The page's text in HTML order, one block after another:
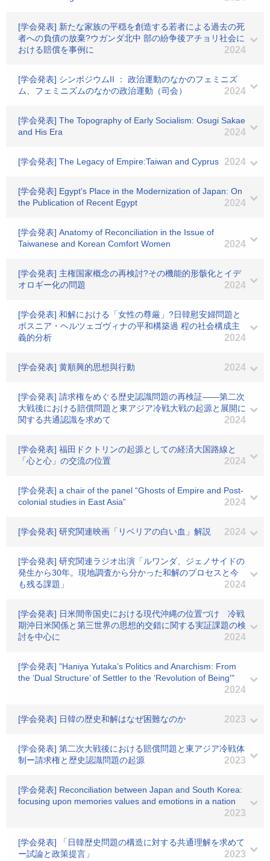
[学会発表] 新たな家族の平穏を創造する若者による過去の死
者への負債の放棄?ウガンダ北中 部の紛争後アチョリ社会に
おける賠償を事例に
2024
[学会発表] シンポジウムII ： 政治運動のなかのフェミニズ
ム、フェミニズムのなかの政治運動（司会）
2024
[学会発表] The Topography of Early Socialism: Osugi Sakae
and His Era
2024
[学会発表] The Legacy of Empire:Taiwan and Cyprus 2024
[学会発表] Egypt's Place in the Modernization of Japan: On
the Publication of Recent Egypt
2024
[学会発表] Anatomy of Reconciliation in the Issue of
Taiwanese and Korean Comfort Women
2024
[学会発表] 主権国家概念の再検討?その機能的形骸化とイデ
オロギー化の問題
2024
[学会発表] 和解における「女性の尊厳」?日韓慰安婦問題と
ボスニア・ヘルツェゴヴィナの平和構築過 程の社会構成主
義的分析
2024
[学会発表] 黄順興的思想與行動 2024
[学会発表] 請求権をめぐる歴史認識問題の再検証――第二次
大戦後における賠償問題と東アジア冷戦大戦の起源と展開に
関する共通認識を求めて
2024
[学会発表] 福田ドクトリンの起源としての経済大国路線と
「心と心」の交流の位置
2024
[学会発表] a chair of the panel “Ghosts of Empire and Post-
colonial studies in East Asia”
2024
[学会発表] 研究関連映画「リベリアの白い血」解説 2024
[学会発表] 研究関連ラジオ出演「ルワンダ、ジェノサイドの
発生から30年。現地調査から分かった和解のプロセスと今
も残る課題」
2024
[学会発表] 日米間帝国史における現代沖縄の位置づけ 冷戦
期沖日米関係と第三世界の思想的交錯に関する実証課題の検
討を中心に
2024
[学会発表] "Haniya Yutaka’s Politics and Anarchism: From
the ‘Dual Structure’ of Settler to the ‘Revolution of Being'"
2024
[学会発表] 日韓の歴史和解はなぜ困難なのか 2023
[学会発表] 第二次大戦後における賠償問題と東アジア冷戦体
制ー請求権と歴史認識問題の起源
2023
[学会発表] Reconciliation between Japan and South Korea:
focusing upon memories values and emotions in a nation
2023
[学会発表] 「日韓歴史問題の構造に対する共通理解を求めて
ー試論と政策提言」
2023